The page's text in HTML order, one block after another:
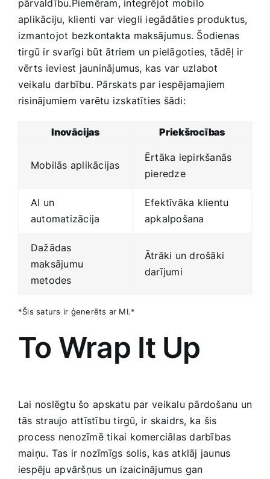
pārvaldību.Piemēram, integrējot mobilo
aplikāciju, klienti var viegli iegādāties produktus,
izmantojot bezkontakta maksājumus. ‍Šodienas
tirgū ir svarīgi būt ātriem un pielāgoties, tādēļ ir
vērts ⁣ieviest​ jauninājumus, ‌kas ​var uzlabot
veikalu darbību. Pārskats ⁢par iespējamajiem
risinājumiem varētu izskatīties šādi:
Inovācijas Priekšrocības
Mobilās aplikācijas
Ērtāka iepirkšanās⁤
pieredze
AI un⁢
automatizācija
Efektīvāka klientu
apkalpošana
Dažādas
maksājumu
metodes
Ātrāki un drošāki
darījumi
*Šis saturs ir ģenerēts ar MI.*
To Wrap It Up
Lai ‌noslēgtu šo ⁣apskatu par ⁣veikalu pārdošanu un
tās straujo attīstību tirgū, ir skaidrs, ka​ šis
process nenozīmē tikai komerciālas‍ darbības
maiņu. Tas ir nozīmīgs solis, kas atklāj jaunus
iespēju ⁤apvāršņus ⁤un izaicinājumus gan